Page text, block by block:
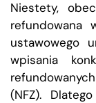
Niestety,
refundowana
ustawowego
wpisania
(NFZ).